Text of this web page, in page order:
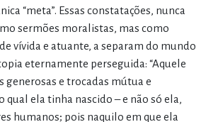
“meta”. Essas constatações, nunca
sermões moralistas, mas como
vívida e atuante, a separam do mundo
eternamente perseguida: “Aquele
generosas e trocadas mútua e
qual ela tinha nascido – e não só ela,
humanos; pois naquilo em que ela